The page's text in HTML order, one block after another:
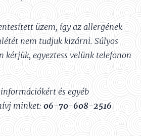
üzem, így az allergének
nem tudjuk kizárni. Súlyos
kérjük, egyeztess velünk telefonon
és egyéb
minket: 06-70-608-2516